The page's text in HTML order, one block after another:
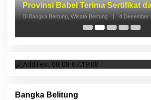
Bangka Belitung